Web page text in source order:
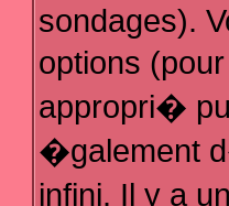
sondages).
options
appropri�
�galement
infini. Il y a